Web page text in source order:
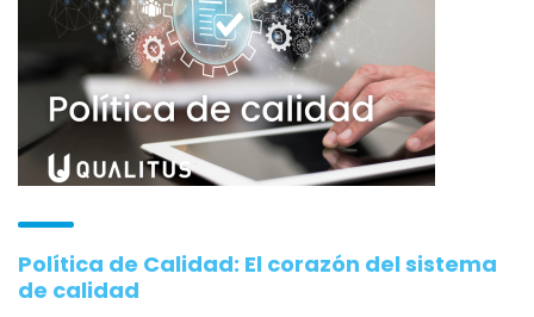
Política de Calidad: El corazón del sistema
de calidad